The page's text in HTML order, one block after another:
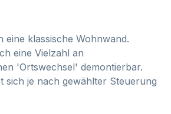
klassische Wohnwand.
eine Vielzahl an
'Ortswechsel' demontierbar.
sich je nach gewählter Steuerung